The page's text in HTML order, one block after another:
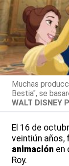
Muchas
Bestia", se
WALT DISNEY
El 16 de
veintiún años,
animación en
Roy.